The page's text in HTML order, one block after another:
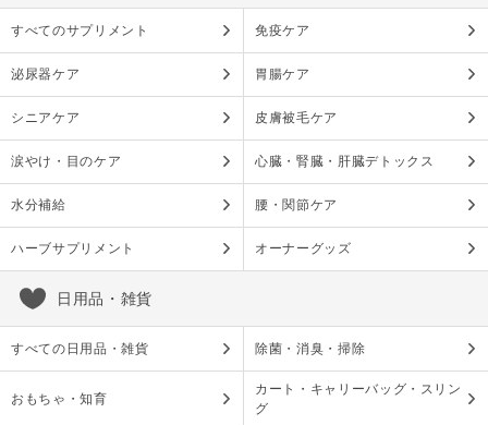
すべてのサプリメント 免疫ケア
泌尿器ケア 胃腸ケア
シニアケア 皮膚被毛ケア
涙やけ・目のケア 心臓・腎臓・肝臓デトックス
水分補給 腰・関節ケア
ハーブサプリメント オーナーグッズ
日用品・雑貨
すべての日用品・雑貨 除菌・消臭・掃除
おもちゃ・知育
カート・キャリーバッグ・スリン
グ